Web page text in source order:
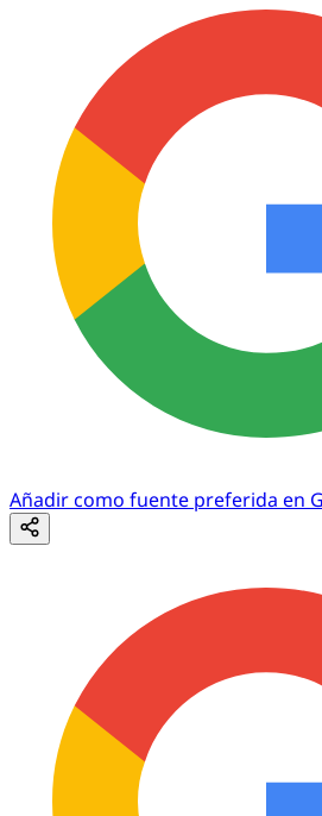
Añadir como fuente preferida en